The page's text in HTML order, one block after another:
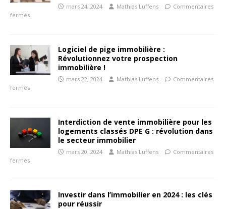
mars 24, 2024 Mathias Luffens
Commentaires
fermés
Logiciel de pige immobilière :
Révolutionnez votre prospection
immobilière !
mars 22, 2024 Mathias Luffens
Commentaires
fermés
Interdiction de vente immobilière pour les
logements classés DPE G : révolution dans
le secteur immobilier
mars 20, 2024 Mathias Luffens
Commentaires
fermés
Investir dans l’immobilier en 2024 : les clés
pour réussir